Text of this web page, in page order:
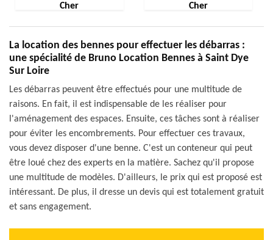
Cher
Cher
La location des bennes pour effectuer les débarras :
une spécialité de Bruno Location Bennes à Saint Dye
Sur Loire
Les débarras peuvent être effectués pour une multitude de
raisons. En fait, il est indispensable de les réaliser pour
l'aménagement des espaces. Ensuite, ces tâches sont à réaliser
pour éviter les encombrements. Pour effectuer ces travaux,
vous devez disposer d'une benne. C'est un conteneur qui peut
être loué chez des experts en la matière. Sachez qu'il propose
une multitude de modèles. D'ailleurs, le prix qui est proposé est
intéressant. De plus, il dresse un devis qui est totalement gratuit
et sans engagement.